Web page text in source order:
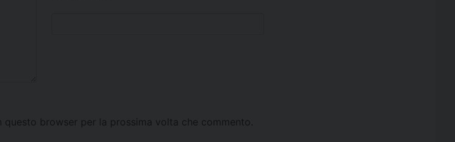
browser per la prossima volta che commento.